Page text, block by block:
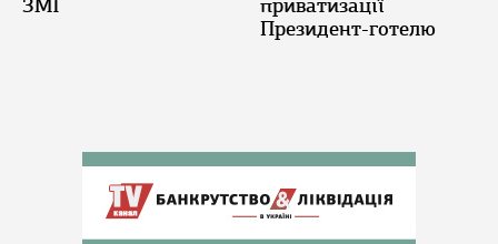
ЗМІ
приватизації
Президент-готелю